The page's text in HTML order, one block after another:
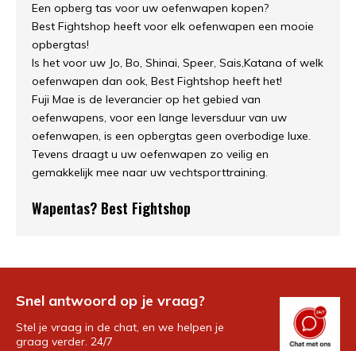
Een opberg tas voor uw oefenwapen kopen?
Best Fightshop heeft voor elk oefenwapen een mooie
opbergtas!
Is het voor uw Jo, Bo, Shinai, Speer, Sais,Katana of welk
oefenwapen dan ook, Best Fightshop heeft het!
Fuji Mae is de leverancier op het gebied van
oefenwapens, voor een lange leversduur van uw
oefenwapen, is een opbergtas geen overbodige luxe.
Tevens draagt u uw oefenwapen zo veilig en
gemakkelijk mee naar uw vechtsporttraining.
Wapentas? Best Fightshop
Snel antwoord op je vraag?
Stel je vraag in de chat, en we helpen je
graag verder. 24/7